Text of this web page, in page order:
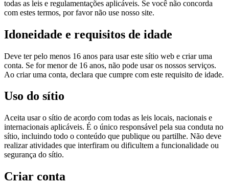
todas as leis e regulamentações aplicáveis. Se você não concorda
com estes termos, por favor não use nosso site.
Idoneidade e requisitos de idade
Deve ter pelo menos 16 anos para usar este sítio web e criar uma
conta. Se for menor de 16 anos, não pode usar os nossos serviços.
Ao criar uma conta, declara que cumpre com este requisito de idade.
Uso do sítio
Aceita usar o sítio de acordo com todas as leis locais, nacionais e
internacionais aplicáveis. É o único responsável pela sua conduta no
sítio, incluindo todo o conteúdo que publique ou partilhe. Não deve
realizar atividades que interfiram ou dificultem a funcionalidade ou
segurança do sítio.
Criar conta